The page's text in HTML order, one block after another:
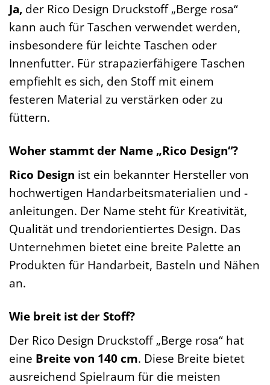
Ja, der Rico Design Druckstoff „Berge rosa“
kann auch für Taschen verwendet werden,
insbesondere für leichte Taschen oder
Innenfutter. Für strapazierfähigere Taschen
empfiehlt es sich, den Stoff mit einem
festeren Material zu verstärken oder zu
füttern.
Woher stammt der Name „Rico Design“?
Rico Design ist ein bekannter Hersteller von
hochwertigen Handarbeitsmaterialien und -
anleitungen. Der Name steht für Kreativität,
Qualität und trendorientiertes Design. Das
Unternehmen bietet eine breite Palette an
Produkten für Handarbeit, Basteln und Nähen
an.
Wie breit ist der Stoff?
Der Rico Design Druckstoff „Berge rosa“ hat
eine Breite von 140 cm. Diese Breite bietet
ausreichend Spielraum für die meisten